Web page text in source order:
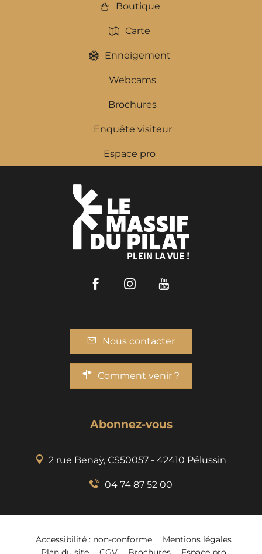
Boutique
Carte
Enneigement
Webcams
Brochures
Enquête visiteur
Espace pro
FacebookInstagram
Nous contacter
Comment venir ?
Abonnez-vous
2 rue Benaÿ, CS50057 - 42410 Pélussin
04 74 87 52 00
Accessibilité : non-conforme
Mentions légales
Plan du site
CGV Brochures Espace pro